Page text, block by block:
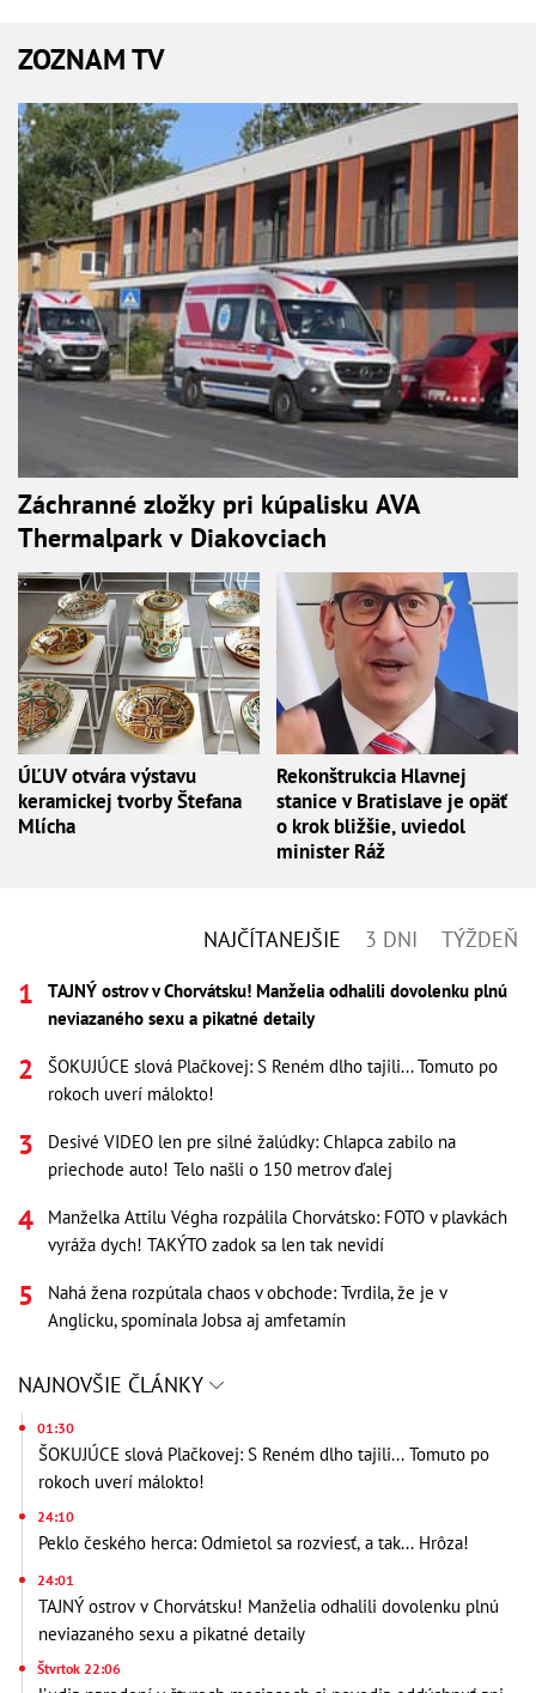
ZOZNAM TV
Záchranné zložky pri kúpalisku AVA
Thermalpark v Diakovciach
ÚĽUV otvára výstavu
keramickej tvorby Štefana
Mlícha
Rekonštrukcia Hlavnej
stanice v Bratislave je opäť
o krok bližšie, uviedol
minister Ráž
NAJČÍTANEJŠIE 3 DNI TÝŽDEŇ
TAJNÝ ostrov v Chorvátsku! Manželia odhalili dovolenku plnú
neviazaného sexu a pikatné detaily
ŠOKUJÚCE slová Plačkovej: S Reném dlho tajili... Tomuto po
rokoch uverí málokto!
Desivé VIDEO len pre silné žalúdky: Chlapca zabilo na
priechode auto! Telo našli o 150 metrov ďalej
Manželka Attilu Végha rozpálila Chorvátsko: FOTO v plavkách
vyráža dych! TAKÝTO zadok sa len tak nevidí
Nahá žena rozpútala chaos v obchode: Tvrdila, že je v
Anglicku, spomínala Jobsa aj amfetamín
NAJNOVŠIE ČLÁNKY
01:30
ŠOKUJÚCE slová Plačkovej: S Reném dlho tajili... Tomuto po
rokoch uverí málokto!
24:10
Peklo českého herca: Odmietol sa rozviesť, a tak... Hrôza!
24:01
TAJNÝ ostrov v Chorvátsku! Manželia odhalili dovolenku plnú
neviazaného sexu a pikatné detaily
Štvrtok 22:06